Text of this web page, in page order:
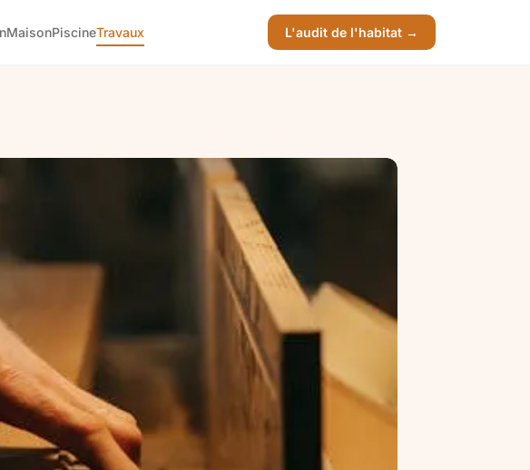
MaisonPiscineTravaux L'audit de l'habitat →